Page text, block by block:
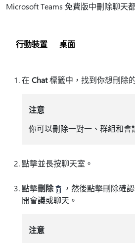
Microsoft Teams 免費版中刪除聊天
行動裝置 桌面
在 Chat標籤中，找到你想刪除
注意
你可以刪除一對一、群組和會
點擊並長按聊天室。
點擊刪除 ，然後點擊刪除確
開會議或聊天。
注意